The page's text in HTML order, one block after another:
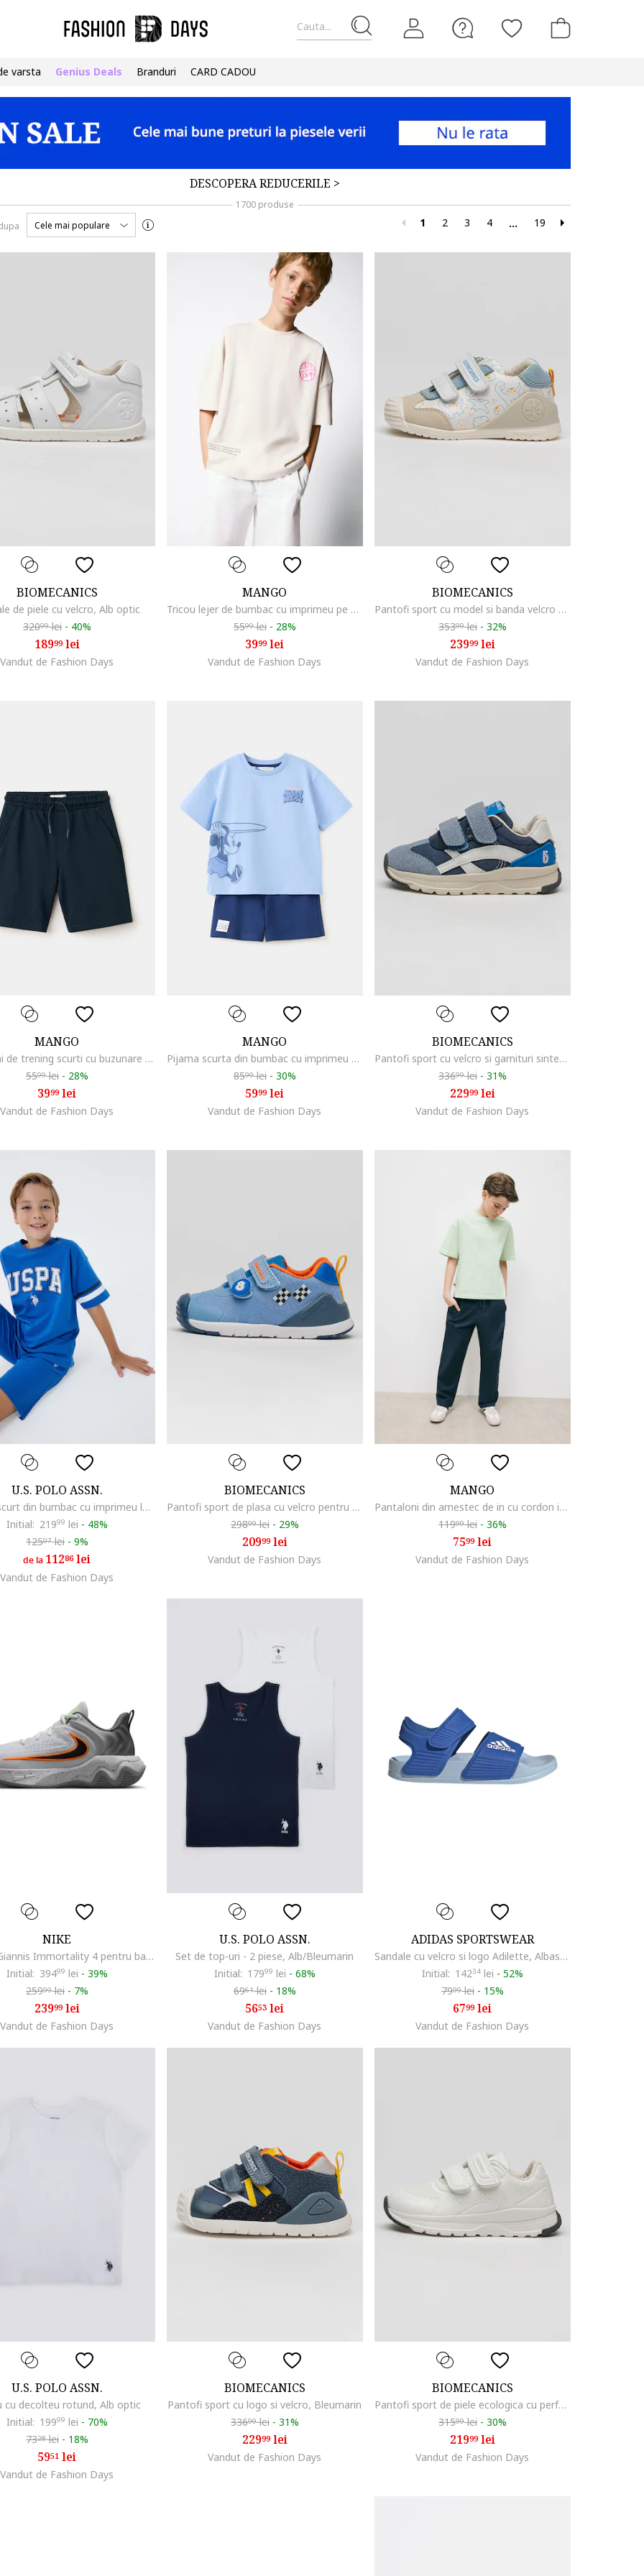
Cauta...
varsta Genius Deals Branduri CARD CADOU
DESCOPERA REDUCERILE >
1700 produse
1 2 3 4 ... 19
Cele mai populare
BIOMECANICS
de piele cu velcro, Alb optic
32099lei - 40%
18999lei
Vandut de Fashion Days
MANGO
Tricou lejer de bumbac cu imprimeu pe spate, Grej
5599lei - 28%
3999lei
Vandut de Fashion Days
BIOMECANICS
Pantofi sport cu model si banda velcro dubla, Multicolor
35399lei - 32%
23999lei
Vandut de Fashion Days
MANGO
Pantaloni de trening scurti cu buzunare oblice, Bleumarin
5599lei - 28%
3999lei
Vandut de Fashion Days
MANGO
Pijama scurta din bumbac cu imprimeu cu Mickey Mouse, Albastru lavanda/Bleumarin
8599lei - 30%
5999lei
Vandut de Fashion Days
BIOMECANICS
Pantofi sport cu velcro si garnituri sintetice, Albastru inchis
33699lei - 31%
22999lei
Vandut de Fashion Days
U.S. POLO ASSN.
Trening scurt din bumbac cu imprimeu logo supradimensionat, Albastru royal
Initial: 21999 lei - 48%
12507lei - 9%
de la 11286lei
Vandut de Fashion Days
BIOMECANICS
Pantofi sport de plasa cu velcro pentru primii pasi, Albastru deschis
29899lei - 29%
20999lei
Vandut de Fashion Days
MANGO
Pantaloni din amestec de in cu cordon in talie, Bleumarin
11999lei - 36%
7599lei
Vandut de Fashion Days
NIKE
Pantofi Giannis Immortality 4 pentru baschet, Gri deschis
Initial: 39499 lei - 39%
25999lei - 7%
23999lei
Vandut de Fashion Days
U.S. POLO ASSN.
Set de top-uri - 2 piese, Alb/Bleumarin
Initial: 17999 lei - 68%
6961lei - 18%
5653lei
Vandut de Fashion Days
ADIDAS SPORTSWEAR
Sandale cu velcro si logo Adilette, Albastru lavanda/Albastru glaciar
Initial: 14234lei - 52%
7999lei - 15%
6799lei
Vandut de Fashion Days
U.S. POLO ASSN.
cu decolteu rotund, Alb optic
Initial: 19999 lei - 70%
7328lei - 18%
5951 lei
Vandut de Fashion Days
BIOMECANICS
Pantofi sport cu logo si velcro, Bleumarin
33699lei - 31%
22999lei
Vandut de Fashion Days
BIOMECANICS
Pantofi sport de piele ecologica cu perforatii, Alb optic
31599lei - 30%
21999lei
Vandut de Fashion Days